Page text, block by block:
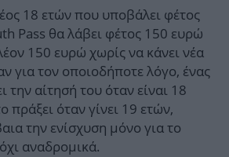
18 ετών που υποβάλει φέτος
Pass θα λάβει φέτος 150 ευρώ
150 ευρώ χωρίς να κάνει νέα
για τον οποιοδήποτε λόγο, ένας
την αίτησή του όταν είναι 18
πράξει όταν γίνει 19 ετών,
την ενίσχυση μόνο για το
αναδρομικά.